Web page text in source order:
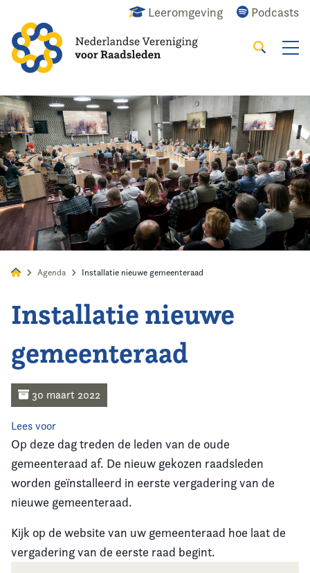
Leeromgeving Podcasts
Alles Nieuws Agenda Raadslid
Zoeken
Home
Agenda
Nieuws
Opleiding
Kennis & Informatie
Vereniging
Contact
Agenda Installatie nieuwe gemeenteraad
Installatie nieuwe
gemeenteraad
30 maart 2022
Lees voor
Op deze dag treden de leden van de oude
gemeenteraad af. De nieuw gekozen raadsleden
worden geïnstalleerd in eerste vergadering van de
nieuwe gemeenteraad.
Kijk op de website van uw gemeenteraad hoe laat de
vergadering van de eerste raad begint.